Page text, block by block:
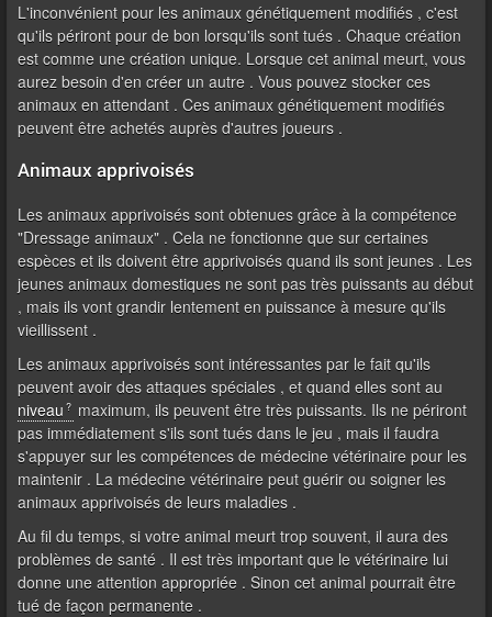
L'inconvénient pour les animaux génétiquement modifiés , c'est
qu'ils périront pour de bon lorsqu'ils sont tués . Chaque création
est comme une création unique. Lorsque cet animal meurt, vous
aurez besoin d'en créer un autre . Vous pouvez stocker ces
animaux en attendant . Ces animaux génétiquement modifiés
peuvent être achetés auprès d'autres joueurs .
Animaux apprivoisés
Les animaux apprivoisés sont obtenues grâce à la compétence
"Dressage animaux" . Cela ne fonctionne que sur certaines
espèces et ils doivent être apprivoisés quand ils sont jeunes . Les
jeunes animaux domestiques ne sont pas très puissants au début
, mais ils vont grandir lentement en puissance à mesure qu'ils
vieillissent .
Les animaux apprivoisés sont intéressantes par le fait qu'ils
peuvent avoir des attaques spéciales , et quand elles sont au
niveau
maximum, ils peuvent être très puissants. Ils ne périront
pas immédiatement s'ils sont tués dans le jeu , mais il faudra
s'appuyer sur les compétences de médecine vétérinaire pour les
maintenir . La médecine vétérinaire peut guérir ou soigner les
animaux apprivoisés de leurs maladies .
Au fil du temps, si votre animal meurt trop souvent, il aura des
problèmes de santé . Il est très important que le vétérinaire lui
donne une attention appropriée . Sinon cet animal pourrait être
tué de façon permanente .